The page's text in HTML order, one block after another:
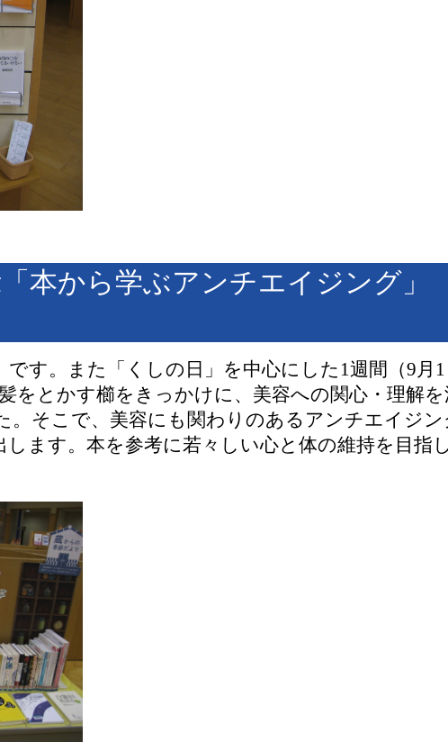
本から学ぶアンチエイジング」
です。また「くしの日」を中心にした1週間（9月1
をとかす櫛をきっかけに、美容への関心・理解を
。そこで、美容にも関わりのあるアンチエイジン
ます。本を参考に若々しい心と体の維持を目指